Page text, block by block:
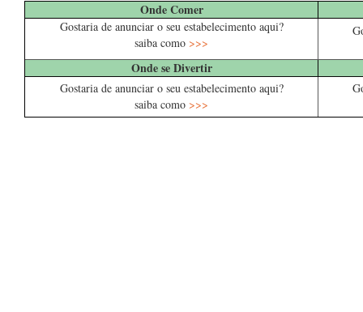
Onde Comer
Gostaria de anunciar o seu estabelecimento aqui?
saiba como >>>
Onde se Divertir
Gostaria de anunciar o seu estabelecimento aqui?
saiba como >>>